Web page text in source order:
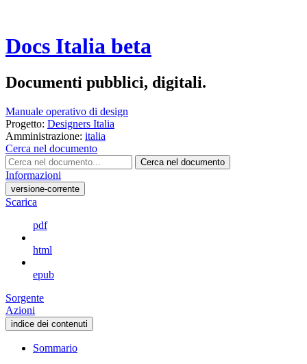
Docs Italia beta
Documenti pubblici, digitali.
Manuale operativo di design
Progetto: Designers Italia
Amministrazione: italia
Cerca nel documento
Cerca nel documento
Informazioni
versione-corrente
Scarica
pdf
html
epub
Sorgente
Azioni
indice dei contenuti
Sommario